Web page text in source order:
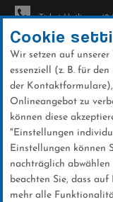
Direkt
zum
Inhalt
Ticket-Hotline: +49
News
Cookie
Wir setzen auf
essenziell (z. B. für
der
Onlineangebot zu
können diese
"Einstellungen
Einstellungen können
nachträglich abwählen
beachten Sie, dass
mehr alle